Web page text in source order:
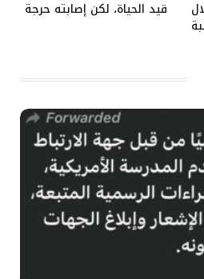
قيد الحياة، لكن إصابته حرجة